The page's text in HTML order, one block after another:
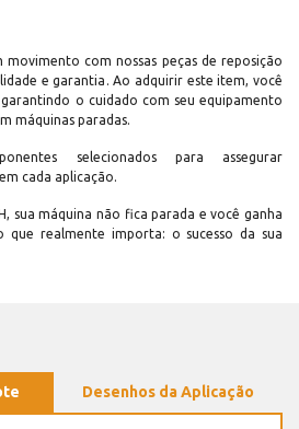
com nossas peças de reposição
e garantia. Ao adquirir este item, você
o cuidado com seu equipamento
máquinas paradas.
selecionados para assegurar
cada aplicação.
sua máquina não fica parada e você ganha
que realmente importa: o sucesso da sua
Desenhos da Aplicação